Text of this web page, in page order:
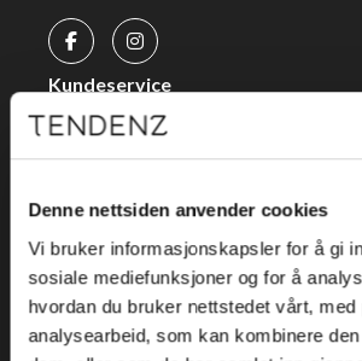
Denne nettsiden anvender cookies
Vi bruker informasjonskapsler for å gi
sosiale mediefunksjoner og for å
hvordan du bruker nettstedet vårt,
analysearbeid, som kan kombinere
Kundeservice
Kjøpsvilkår
Personvern
Holtegata 26, 0355 Oslo
Telefon: +47 22 92 50 00
E-post: kundeservice@tendenz.net